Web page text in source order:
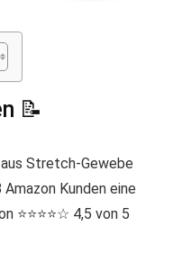
📝
Stretch-Gewebe
Kunden eine
⭐️⭐️⭐️⭐️☆ 4,5 von 5